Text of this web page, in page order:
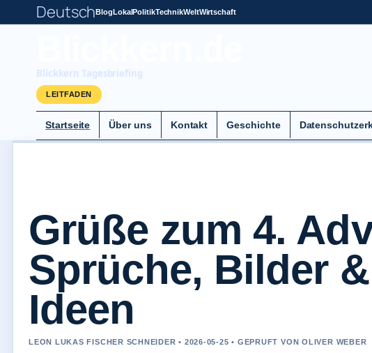
DeutschBlogLokalPolitikTechnikWeltWirtschaft
Blickkern Tagesbriefing
LEITFADEN
Startseite Über uns Kontakt Geschichte
Grüße zum 4.
Sprüche, Bilder
Ideen
LEON LUKAS FISCHER SCHNEIDER • 2026-05-25 • GEPRUFT VON OLIVER WEBER